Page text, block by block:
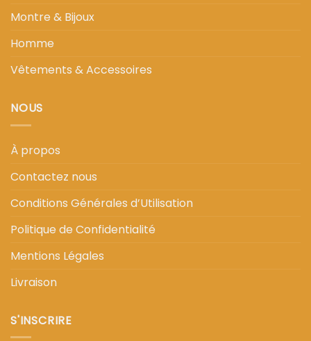
Montre & Bijoux
Homme
Vêtements & Accessoires
NOUS
À propos
Contactez nous
Conditions Générales d’Utilisation
Politique de Confidentialité
Mentions Légales
Livraison
S'INSCRIRE